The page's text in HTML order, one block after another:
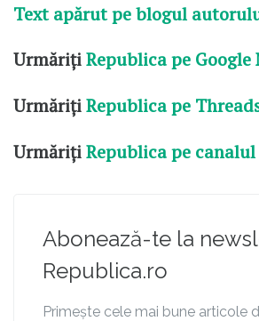
Text apărut pe blogul
UrmărițiRepublica pe Google
UrmărițiRepublica pe
UrmărițiRepublica pe
Abonează-te la
Republica.ro
Primește cele mai bune articole